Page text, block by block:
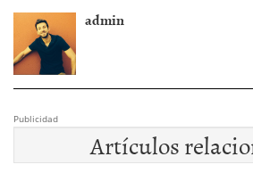
admin
Publicidad
Artículos